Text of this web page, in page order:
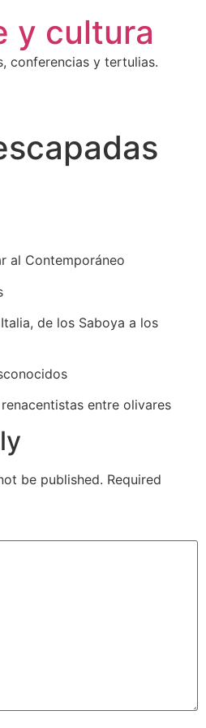
y cultura
conferencias y tertulias.
al Contemporáneo
de los Saboya a los
entre olivares
be published. Required